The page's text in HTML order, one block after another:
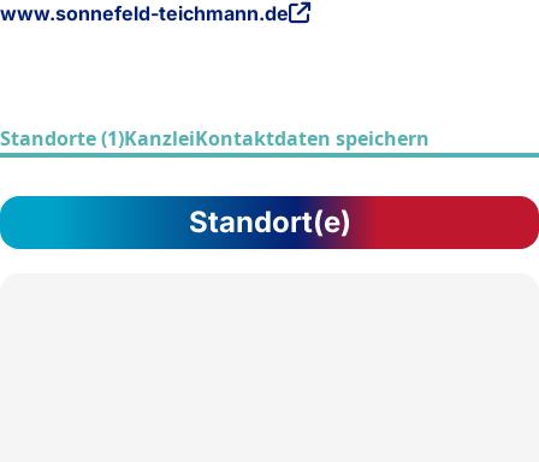
www.sonnefeld-teichmann.de
Standorte (1)KanzleiKontaktdaten speichern
Standort(e)